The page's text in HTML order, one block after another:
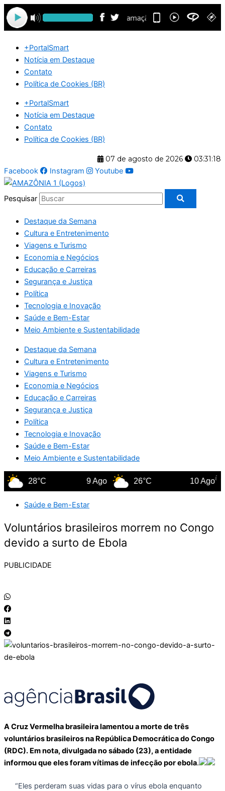
Ir
para
o
+PortalSmart
Notícia em Destaque
Contato
Política de Cookies (BR)
+PortalSmart
Notícia em Destaque
Contato
Política de Cookies (BR)
07 de agosto de 2026
03:31:18
Facebook
Instagram Youtube
Pesquisar
Destaque da Semana
Cultura e Entretenimento
Viagens e Turismo
Economia e Negócios
Educação e Carreiras
Segurança e Justiça
Política
Tecnologia e Inovação
Saúde e Bem-Estar
Meio Ambiente e Sustentabilidade
Destaque da Semana
Cultura e Entretenimento
Viagens e Turismo
Economia e Negócios
Educação e Carreiras
Segurança e Justiça
Política
Tecnologia e Inovação
Saúde e Bem-Estar
Meio Ambiente e Sustentabilidade
28°C 9 Ago 26°C 10 Ago
Saúde e Bem-Estar
Voluntários brasileiros morrem no Congo
devido a surto de Ebola
PUBLICIDADE
A Cruz Vermelha brasileira lamentou a morte de três
voluntários brasileiros na República Democrática do Congo
(RDC). Em nota, divulgada no sábado (23), a entidade
informou que eles foram vítimas de infecção por ebola.
“Eles perderam suas vidas para o vírus ebola enquanto